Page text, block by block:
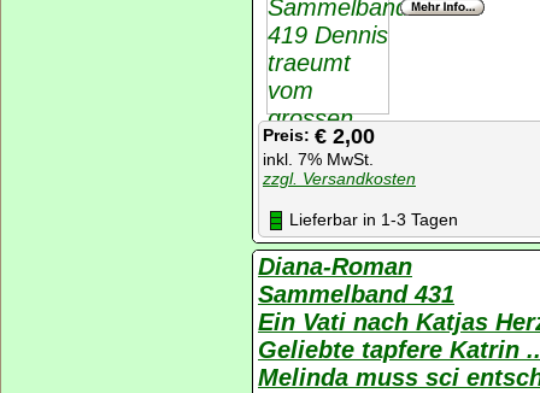
Preis: € 2,00
inkl. 7% MwSt.
zzgl. Versandkosten
Lieferbar in 1-3 Tagen
Diana-Roman
Sammelband 431
Ein Vati nach Katjas
Geliebte tapfere Katrin
Melinda muss sci